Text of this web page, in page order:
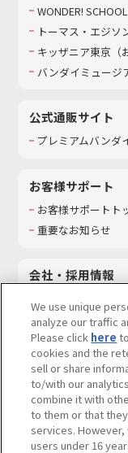
WONDER! SCHOOL
トーマス・エジソ
キッザニア東京（
バンダイミュージ
公式通販サイト
プレミアムバンダ
お客様サポート
お客様サポートト
重要なお知らせ
会社・採用情報
採用情報
サステナビリティ
お問い合わせ
ウェブサイトご利用条件
We use unique
analyze our traffic
Please click here
cookies and the
sell or share
to/with our
combine it with
to them or that
services.
users under 16